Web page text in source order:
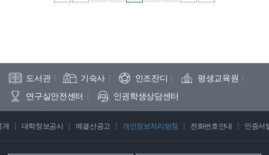
도서관 기숙사 인조잔디
평생교육원
연구실안전센터
인권학생상담센터
개 대학정보공시 예결산공고 개인정보처리방침 전화번호안내 인증서